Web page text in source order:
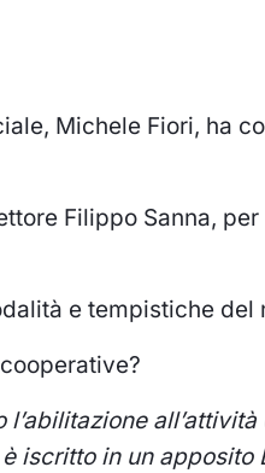
Michele Fiori, ha
Filippo Sanna,
e tempistiche del
iscritto in un apposito